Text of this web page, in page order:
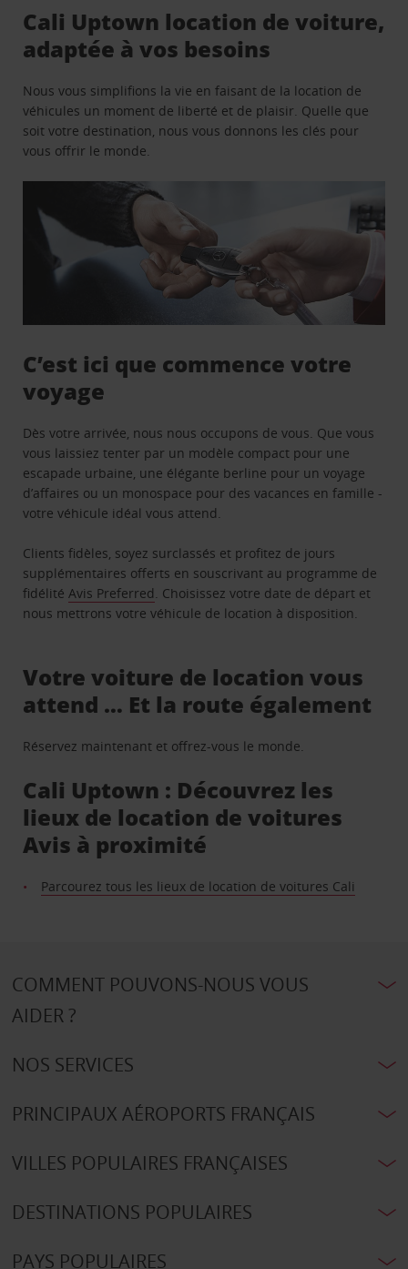
Cali Uptown location de voiture,
adaptée à vos besoins
Nous vous simplifions la vie en faisant de la location de
véhicules un moment de liberté et de plaisir. Quelle que
soit votre destination, nous vous donnons les clés pour
vous offrir le monde.
C’est ici que commence votre
voyage
Dès votre arrivée, nous nous occupons de vous. Que vous
vous laissiez tenter par un modèle compact pour une
escapade urbaine, une élégante berline pour un voyage
d’affaires ou un monospace pour des vacances en famille -
votre véhicule idéal vous attend.
Clients fidèles, soyez surclassés et profitez de jours
supplémentaires offerts en souscrivant au programme de
fidélitéAvis Preferred. Choisissez votre date de départ et
nous mettrons votre véhicule de location à disposition.
Votre voiture de location vous
attend … Et la route également
Réservez maintenant et offrez-vous le monde.
Cali Uptown : Découvrez les
lieux de location de voitures
Avis à proximité
Parcourez tous les lieux de location de voitures Cali
COMMENT POUVONS-NOUS VOUS
AIDER ?
NOS SERVICES
PRINCIPAUX AÉROPORTS FRANÇAIS
VILLES POPULAIRES FRANÇAISES
DESTINATIONS POPULAIRES
PAYS POPULAIRES